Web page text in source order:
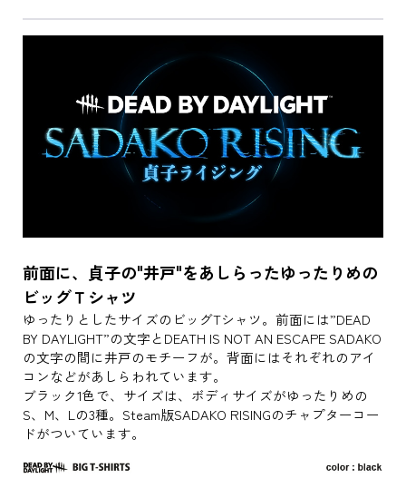
前面に、貞子の"井戸"をあしらったゆったりめの
ビッグＴシャツ
ゆったりとしたサイズのビッグTシャツ。前面には”DEAD
BY DAYLIGHT”の文字とDEATH IS NOT AN ESCAPE SADAKO
の文字の間に井戸のモチーフが。背面にはそれぞれのアイ
コンなどがあしらわれています。
ブラック1色で、サイズは、ボディサイズがゆったりめの
S、M、Lの3種。Steam版SADAKO RISINGのチャプターコー
ドがついています。